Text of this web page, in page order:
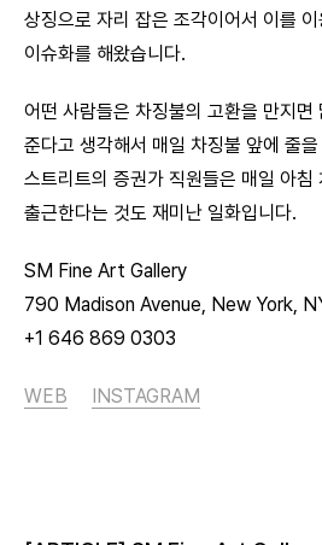
상징으로 자리 잡은 조각이어서 이를 이
이슈화를 해왔습니다.
어떤 사람들은 차징불의 고환을 만지면
준다고 생각해서 매일 차징불 앞에 줄
스트리트의 증권가 직원들은 매일 아침
출근한다는 것도 재미난 일화입니다.
SM Fine Art Gallery
790 Madison Avenue, New York,
+1 646 869 0303
WEB INSTAGRAM